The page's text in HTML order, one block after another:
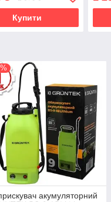
Купити
акумуляторний